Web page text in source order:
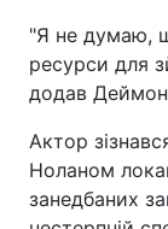
"Я не думаю,
ресурси для
додав
Актор
Ноланом
занедбаних